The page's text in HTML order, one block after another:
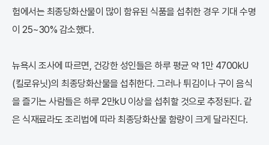
험에서는 최종당화산물이 많이 함유된 식품을 섭취한 경우 기대 수명
이 25~30% 감소했다.
뉴욕시 조사에 따르면, 건강한 성인들은 하루 평균 약 1만 4700kU
(킬로유닛)의 최종당화산물을 섭취한다. 그러나 튀김이나 구이 음식
을 즐기는 사람들은 하루 2만kU 이상을 섭취할 것으로 추정된다. 같
은 식재료라도 조리법에 따라 최종당화산물 함량이 크게 달라진다.